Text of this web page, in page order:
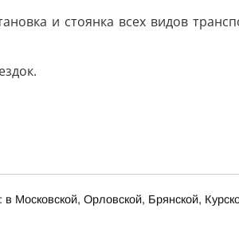
и стоянка всех видов
Московской, Орловской, Брянской,